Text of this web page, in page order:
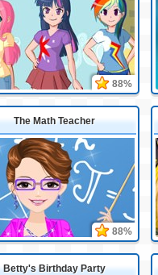
88%
The Math Teacher
88%
Betty's Birthday Party